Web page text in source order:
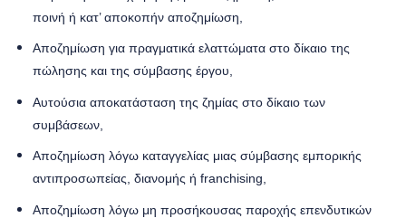
ποινή ή κατ’ αποκοπήν αποζημίωση,
Αποζημίωση για πραγματικά ελαττώματα στο δίκαιο της
πώλησης και της σύμβασης έργου,
Αυτούσια αποκατάσταση της ζημίας στο δίκαιο των
συμβάσεων,
Αποζημίωση λόγω καταγγελίας μιας σύμβασης εμπορικής
αντιπροσωπείας, διανομής ή franchising,
Αποζημίωση λόγω μη προσήκουσας παροχής επενδυτικών